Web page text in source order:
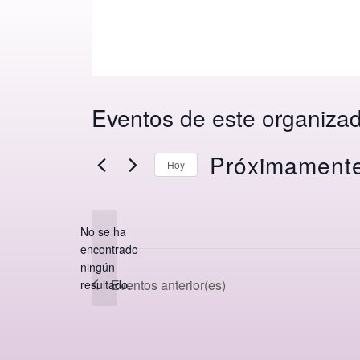
Eventos de este
Aviso
No se ha
encontrado
ningún
resultado.
Hoy
Eventosanterior(es)